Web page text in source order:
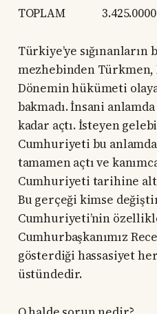
TOPLAM 3.425.0000
Türkiye’ye
mezhebinden Türkmen,
Dönemin hükümeti
bakmadı. İnsani
kadar açtı. İsteyen
Cumhuriyeti bu
tamamen açtı ve
Cumhuriyeti tarihine
Bu gerçeği kimse
Cumhuriyeti’nin
Cumhurbaşkanımız
gösterdiği hassasiyet
üstündedir.